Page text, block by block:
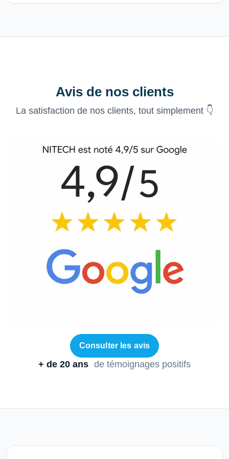
Avis de nos clients
La satisfaction de nos clients, tout simplement 👇
Consulter les avis
+ de 20 ans de témoignages positifs